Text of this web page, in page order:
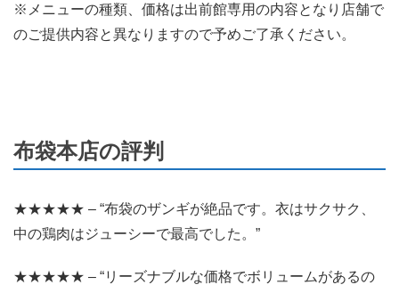
※メニューの種類、価格は出前館専用の内容となり店舗で
のご提供内容と異なりますので予めご了承ください。
布袋本店の評判
★★★★★ – “布袋のザンギが絶品です。衣はサクサク、
中の鶏肉はジューシーで最高でした。”
★★★★★ – “リーズナブルな価格でボリュームがあるの